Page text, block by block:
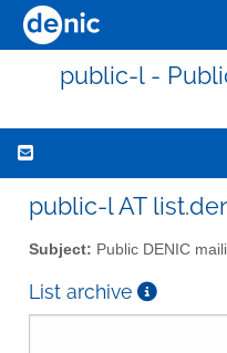
public-l -
public-l AT
Subject: Public DENIC
List archive